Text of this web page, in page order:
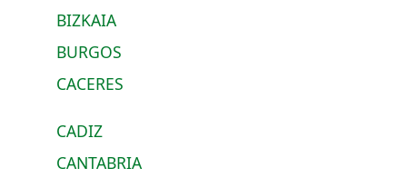
BIZKAIA
BURGOS
CACERES
CADIZ
CANTABRIA